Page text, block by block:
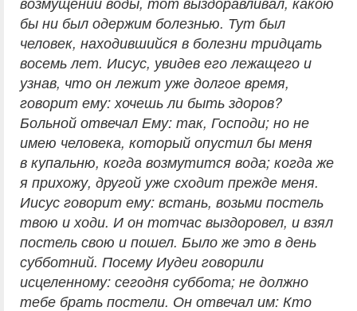
бы ни был одержим болезнью. Тут был
человек, находившийся в болезни тридцать
восемь лет. Иисус, увидев его лежащего и
узнав, что он лежит уже долгое время,
говорит ему: хочешь ли быть здоров?
Больной отвечал Ему: так, Господи; но не
имею человека, который опустил бы меня
в купальню, когда возмутится вода; когда же
я прихожу, другой уже сходит прежде меня.
Иисус говорит ему: встань, возьми постель
твою и ходи. И он тотчас выздоровел, и взял
постель свою и пошел. Было же это в день
субботний. Посему Иудеи говорили
исцеленному: сегодня суббота; не должно
тебе брать постели. Он отвечал им: Кто